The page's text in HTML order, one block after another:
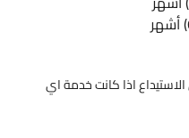
اذا كانت خدمة اي